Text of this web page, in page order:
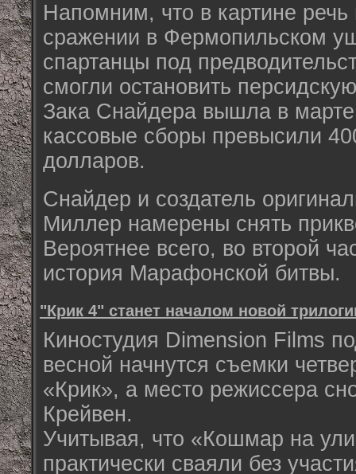
Напомним, что в картине
сражении в Фермопильском
спартанцы под
смогли остановить
Зака Снайдера вышла в
кассовые сборы превысили
долларов.
Снайдер и создатель
Миллер намерены снять
Вероятнее всего, во второй
история Марафонской битвы.
"Крик 4" станет началом новой
Киностудия Dimension Films
весной начнутся съемки
«Крик», а место режиссера
Крейвен.
Учитывая, что «Кошмар на
практически сваяли без